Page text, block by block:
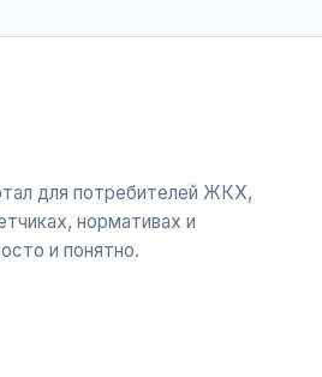
для потребителей ЖКХ,
нормативах и
и понятно.